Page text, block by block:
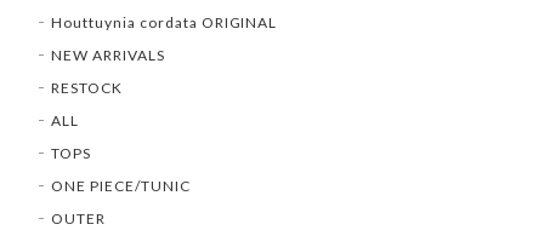
Houttuynia cordata ORIGINAL
NEW ARRIVALS
RESTOCK
ALL
TOPS
ONE PIECE/TUNIC
OUTER